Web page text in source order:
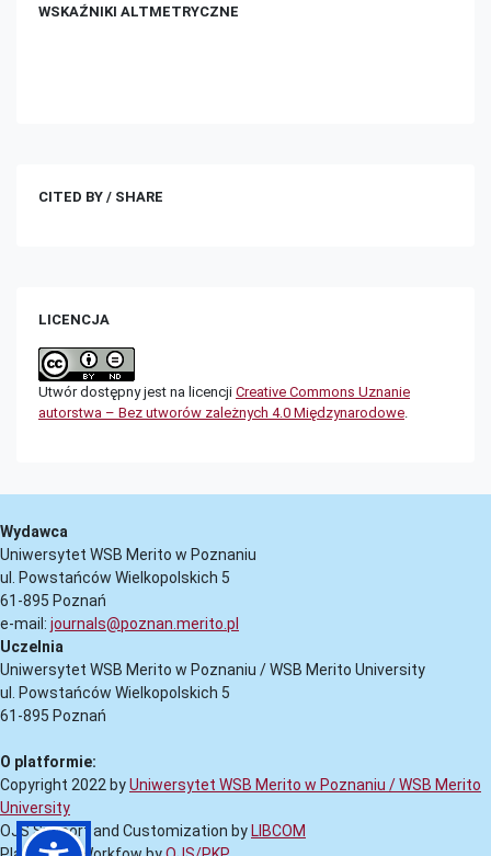
WSKAŹNIKI ALTMETRYCZNE
CITED BY / SHARE
LICENCJA
Utwór dostępny jest na licencji Creative Commons Uznanie
autorstwa – Bez utworów zależnych 4.0 Międzynarodowe
Wydawca
Uniwersytet WSB Merito w Poznaniu
ul. Powstańców Wielkopolskich 5
61-895 Poznań
e-mail: journals@poznan.merito.pl
Uczelnia
Uniwersytet WSB Merito w Poznaniu / WSB Merito University
ul. Powstańców Wielkopolskich 5
61-895 Poznań
O platformie:
Copyright 2022 byUniwersytet WSB Merito w Poznaniu / WSB Merito
University
OJS Support and Customization by LIBCOM